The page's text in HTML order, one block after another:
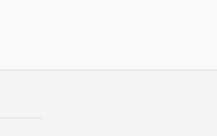
Quelles sont les